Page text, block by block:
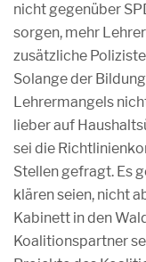
nicht gegenüber
sorgen, mehr
zusätzliche
Solange der
Lehrermangels
lieber auf
sei die
Stellen gefragt. Es
klären seien, nicht
Kabinett in den
Koalitionspartner